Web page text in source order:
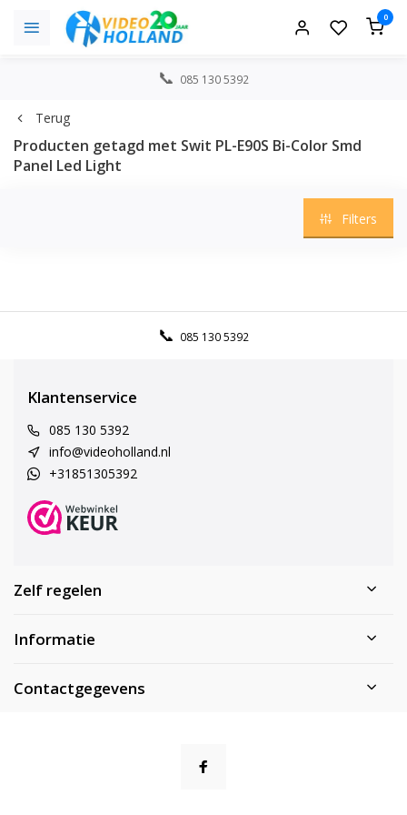
0
085 130 5392
Terug
Producten getagd met Swit PL-E90S Bi-Color Smd
Panel Led Light
Filters
085 130 5392
Klantenservice
085 130 5392
info@videoholland.nl
+31851305392
Zelf regelen
Informatie
Contactgegevens